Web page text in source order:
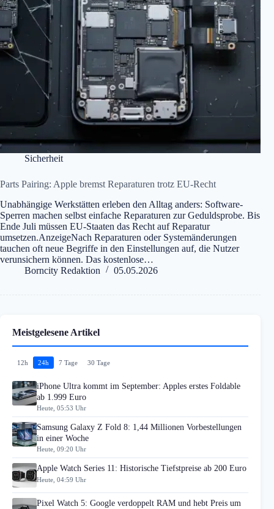
Sicherheit
Parts Pairing: Apple bremst Reparaturen trotz EU-Recht
Unabhängige Werkstätten erleben den Alltag anders: Software-
Sperren machen selbst einfache Reparaturen zur Geduldsprobe. Bis
Ende Juli müssen EU-Staaten das Recht auf Reparatur
umsetzen.AnzeigeNach Reparaturen oder Systemänderungen
tauchen oft neue Begriffe in den Einstellungen auf, die Nutzer
verunsichern können. Das kostenlose…
Borncity Redaktion
05.05.2026
Meistgelesene Artikel
12h 24h 7 Tage 30 Tage
iPhone Ultra kommt im September: Apples erstes Foldable
ab 1.999 Euro
Heute, 05:53 Uhr
Samsung Galaxy Z Fold 8: 1,44 Millionen Vorbestellungen
in einer Woche
Heute, 09:20 Uhr
Apple Watch Series 11: Historische Tiefstpreise ab 200 Euro
Heute, 04:59 Uhr
Pixel Watch 5: Google verdoppelt RAM und hebt Preis um